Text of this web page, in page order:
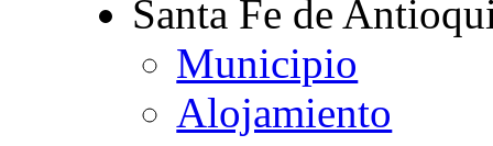
Santa Fe de
Municipio
Alojamiento